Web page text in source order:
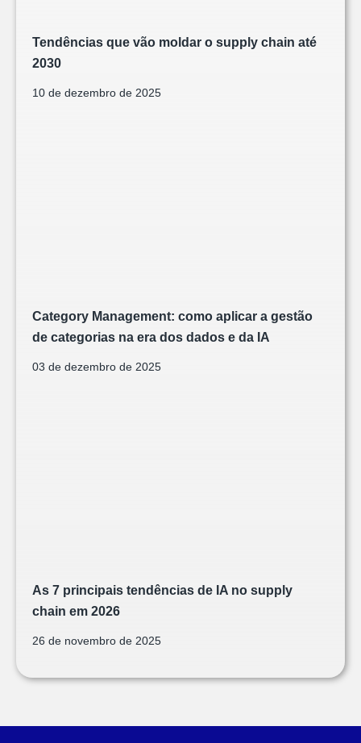
Tendências que vão moldar o supply chain até
2030
10 de dezembro de 2025
Category Management: como aplicar a gestão
de categorias na era dos dados e da IA
03 de dezembro de 2025
As 7 principais tendências de IA no supply
chain em 2026
26 de novembro de 2025